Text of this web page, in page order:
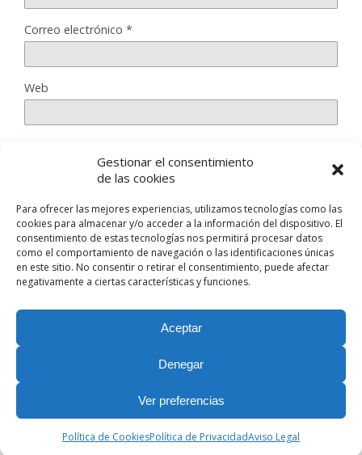
Gestionar el consentimiento
de las cookies
Para ofrecer las mejores experiencias, utilizamos tecnologías como las
cookies para almacenar y/o acceder a la información del dispositivo. El
consentimiento de estas tecnologías nos permitirá procesar datos
como el comportamiento de navegación o las identificaciones únicas
en este sitio. No consentir o retirar el consentimiento, puede afectar
negativamente a ciertas características y funciones.
Aceptar
Denegar
Ver preferencias
Política de CookiesPolítica de PrivacidadAviso Legal
Correo electrónico *
Web
Guarda mi nombre, correo electrónico y web en este
navegador para la próxima vez que comente.